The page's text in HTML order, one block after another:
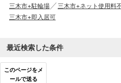
三木市+駐輪場
三木市+ネット使用料
三木市+即入居可
最近検索した条件
このページをメ
ールで送る